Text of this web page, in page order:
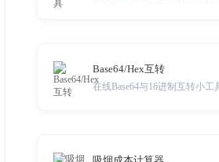
Base64/Hex互转
在线Base64与16进制互转小工
吸烟成本计算器